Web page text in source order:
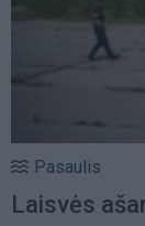
Pasaulis
Laisvės